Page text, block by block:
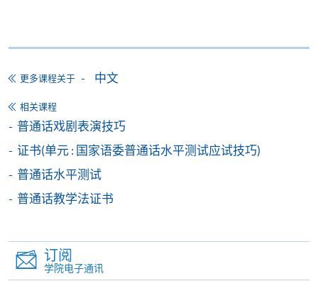
参阅报名办法 -网上报名服务。
注意事项:
如报读课程将在五个工作天内开课，为免邮递延误报
名程序，建议申请人亲身到学院报名中心报名，并避
免使用支票付款。
除由学院裁定的特殊情况（例如课程因报名人数不足
准退还款项，以现金、易办事、微信支付、支付宝、
支票或缴费灵（只限网上付款）方式缴交之款项，将
以支票退款；以信用卡缴交之款项，退款将直接退还
更多课程关于 中文
相关课程
普通话戏剧表演技巧
证书(单元 : 国家语委普通话水平测试应试技巧)
普通话水平测试
普通话教学法证书
订阅
学院电子通讯